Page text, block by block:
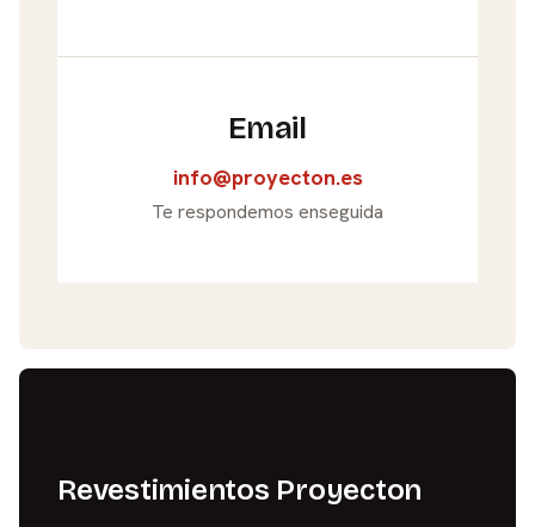
Email
info@proyecton.es
Te respondemos enseguida
Revestimientos Proyecton